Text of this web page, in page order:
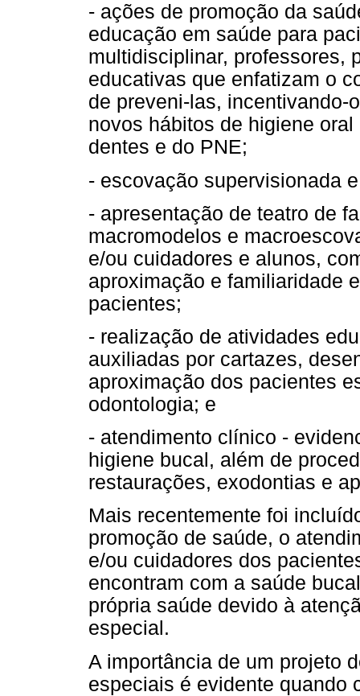
- ações de promoção da
educação em saúde para
multidisciplinar, professores,
educativas que enfatizam o
de preveni-las, incentivando-
novos hábitos de higiene
dentes e do PNE;
- escovação supervisionada
- apresentação de teatro de
macromodelos e
e/ou cuidadores e alunos,
aproximação e familiaridade
pacientes;
- realização de atividades
auxiliadas por cartazes,
aproximação dos pacientes
odontologia; e
- atendimento clínico -
higiene bucal, além de
restaurações, exodontias e
Mais recentemente foi
promoção de saúde, o
e/ou cuidadores dos
encontram com a saúde
própria saúde devido à
especial.
A importância de um projeto
especiais é evidente quando